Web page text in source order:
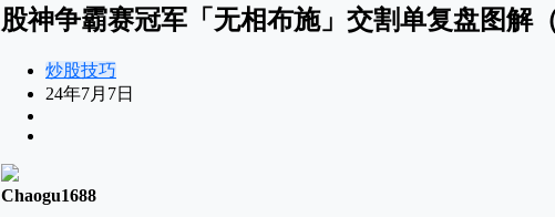
股神争霸赛冠军「无相布施」交割单复盘图解（
炒股技巧
24年7月7日
Chaogu1688